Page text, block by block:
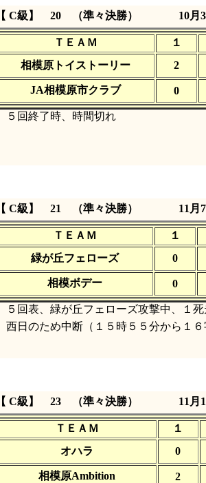
【 C級】 20 （準々決勝） 10月
ＴＥＡＭ １
相模原トイストーリー
2
JA相模原市クラブ 0
５回終了時、時間切れ
【 C級】 21 （準々決勝） 11月
ＴＥＡＭ １
緑が丘フェローズ
0
相模ボデー 0
５回表、緑が丘フェローズ攻撃中、１
西日のため中断（１５時５５分から１６
【 C級】 23 （準々決勝） 11月
ＴＥＡＭ １
オハラ
0
相模原Ambition 2